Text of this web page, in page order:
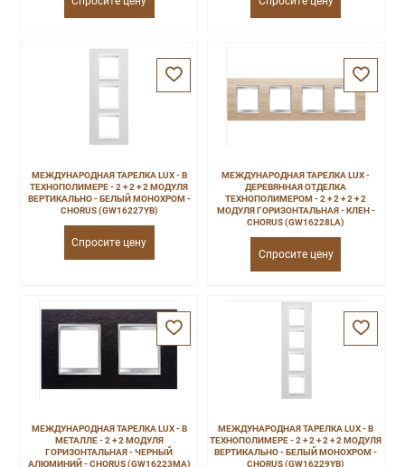
МЕЖДУНАРОДНАЯ ТАРЕЛКА LUX - В
ТЕХНОПОЛИМЕРЕ - 2 + 2 + 2 МОДУЛЯ
ВЕРТИКАЛЬНО - БЕЛЫЙ МОНОХРОМ -
CHORUS (GW16227YB)
Спросите цену
МЕЖДУНАРОДНАЯ ТАРЕЛКА LUX -
ДЕРЕВЯННАЯ ОТДЕЛКА
ТЕХНОПОЛИМЕРОМ - 2 + 2 + 2 + 2
МОДУЛЯ ГОРИЗОНТАЛЬНАЯ - КЛЕН -
CHORUS (GW16228LA)
Спросите цену
МЕЖДУНАРОДНАЯ ТАРЕЛКА LUX - В
МЕТАЛЛЕ - 2 + 2 МОДУЛЯ
ГОРИЗОНТАЛЬНАЯ - ЧЕРНЫЙ
АЛЮМИНИЙ - CHORUS (GW16223MA)
МЕЖДУНАРОДНАЯ ТАРЕЛКА LUX - В
ТЕХНОПОЛИМЕРЕ - 2 + 2 + 2 + 2 МОДУЛЯ
ВЕРТИКАЛЬНО - БЕЛЫЙ МОНОХРОМ -
CHORUS (GW16229YB)